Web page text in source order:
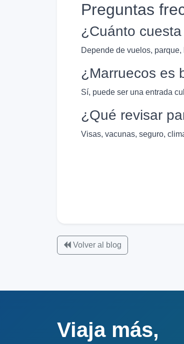
Preguntas
¿Cuánto
Depende de vuelos,
¿Marruecos es
Sí, puede ser una entrada
¿Qué revisar
Visas, vacunas, seguro,
Volver al blog
Viaja más,